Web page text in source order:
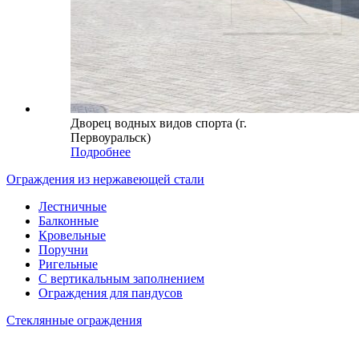
Дворец водных видов спорта (г.
Первоуральск)
Подробнее
Ограждения из нержавеющей стали
Лестничные
Балконные
Кровельные
Поручни
Ригельные
С вертикальным заполнением
Ограждения для пандусов
Стеклянные ограждения